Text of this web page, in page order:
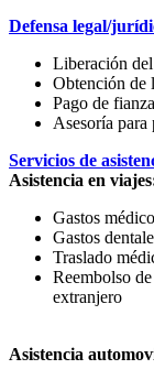
Defensa legal/
Liberación
Obtención de
Pago de fianza
Asesoría para
Servicios de
Asistencia en
Gastos
Gastos
Traslado
Reembolso
extranjero
Asistencia